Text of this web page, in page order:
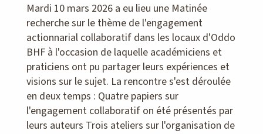
Mardi 10 mars 2026 a eu lieu une Matinée
recherche sur le thème de l'engagement
actionnarial collaboratif dans les locaux d'Oddo
BHF à l'occasion de laquelle académiciens et
praticiens ont pu partager leurs expériences et
visions sur le sujet. La rencontre s'est déroulée
en deux temps : Quatre papiers sur
l'engagement collaboratif on été présentés par
leurs auteurs Trois ateliers sur l'organisation de